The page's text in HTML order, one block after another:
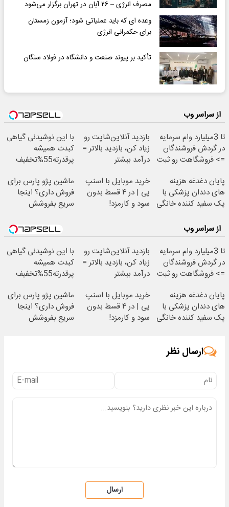
مصرف انرژی – ۲۶ آبان در تهران برگزار می‌شود
وعده ای که باید عملیاتی شود؛ آزمون زمستان
برای حکمرانی انرژی
تأکید بر پیوند صنعت و دانشگاه در فولاد سنگان
از سراسر وب
تا 3میلیارد وام سرمایه
در گردش فروشندگان
=> فروشگاهت رو ثبت
بازدید آنلاین‌شاپت رو
زیاد کن، بازدید بالاتر =
درآمد بیشتر
با این نوشیدنی گیاهی
کبدت همیشه
پرقدرته55%تخفیف
پایان دغدغه هزینه
های دندان پزشکی با
پک سفید کننده خانگی
خرید موبایل با اسنپ
پی | در ۴ قسط بدون
سود و کارمزد!
ماشین پژو پارس برای
فروش داری؟ اینجا
سریع بفروشش
از سراسر وب
تا 3میلیارد وام سرمایه
در گردش فروشندگان
=> فروشگاهت رو ثبت
بازدید آنلاین‌شاپت رو
زیاد کن، بازدید بالاتر =
درآمد بیشتر
با این نوشیدنی گیاهی
کبدت همیشه
پرقدرته55%تخفیف
پایان دغدغه هزینه
های دندان پزشکی با
پک سفید کننده خانگی
خرید موبایل با اسنپ
پی | در ۴ قسط بدون
سود و کارمزد!
ماشین پژو پارس برای
فروش داری؟ اینجا
سریع بفروشش
ارسال نظر
ارسال